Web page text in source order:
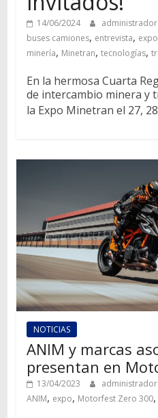
14/06/2024 administrador
buses camiones, entrevista, expo
minería, Minetran, tecnologías,
En la hermosa Cuarta
de intercambio minera y
la Expo Minetran el 27, 28
NOTICIAS
ANIM y marcas
presentan en
13/04/2023 administrador
ANIM, expo, Motorfest Zero 300,